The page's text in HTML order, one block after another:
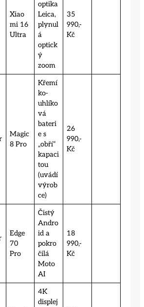
Xiao
mi 16
Ultra
optika
Leica,
plynul
á
optick
ý
zoom
35
990,-
Kč
Magic
8 Pro
Křemí
ko-
uhlíko
vá
bateri
e s
„obří“
kapaci
tou
(uvádí
výrob
ce)
26
990,-
Kč
Edge
70
Pro
Čistý
Andro
id a
pokro
čilá
Moto
AI
18
990,-
Kč
4K
displej